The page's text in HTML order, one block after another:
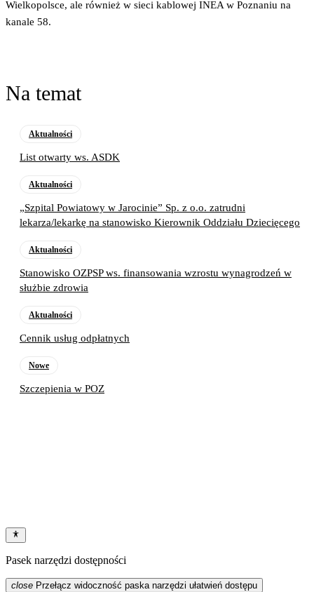
Wielkopolsce, ale również w sieci kablowej INEA w Poznaniu na
kanale 58.
Na temat
Aktualności
List otwarty ws. ASDK
Aktualności
„Szpital Powiatowy w Jarocinie” Sp. z o.o. zatrudni
lekarza/lekarkę na stanowisko Kierownik Oddziału Dziecięcego
Aktualności
Stanowisko OZPSP ws. finansowania wzrostu wynagrodzeń w
służbie zdrowia
Aktualności
Cennik usług odpłatnych
Nowe
Szczepienia w POZ
Pasek narzędzi dostępności
close Przełącz widoczność paska narzędzi ułatwień dostępu